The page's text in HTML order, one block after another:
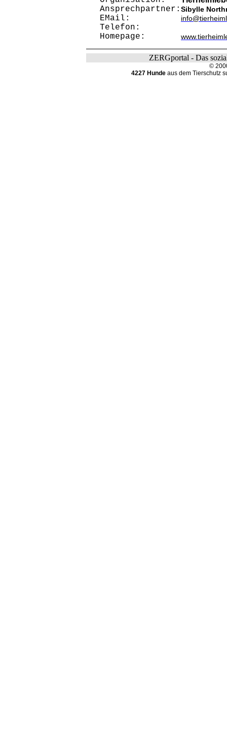
Ansprechpartner: Sibylle
EMail:
Telefon:
Homepage:
ZERGportal - Das
©
4227 Hundeaus dem Tierschutz